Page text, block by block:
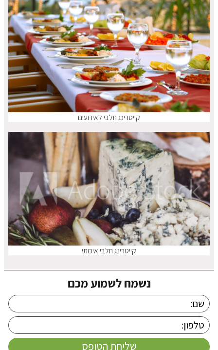
קייטרינג חלבי לאירועים
קייטרינג חלבי איכותי
נשמח לשמוע מכם